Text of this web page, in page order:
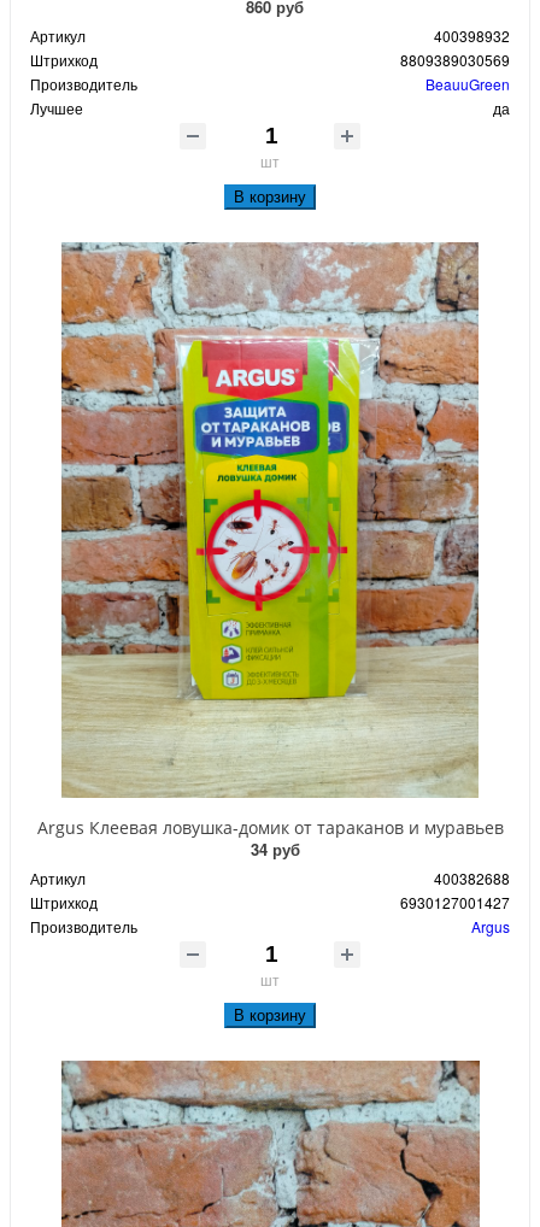
860 руб
Артикул
400398932
Штрихкод
8809389030569
Производитель
BeauuGreen
Лучшее
да
шт
В корзину
Argus Клеевая ловушка-домик от тараканов и муравьев
34 руб
Артикул
400382688
Штрихкод
6930127001427
Производитель
Argus
шт
В корзину